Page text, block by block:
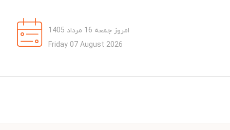
امروز جمعه 16 مرداد 1405
Friday 07 August 2026